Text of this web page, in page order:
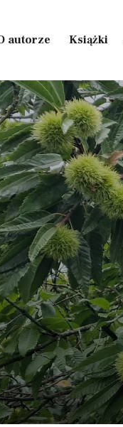
autorze Książki
Książki
Tutaj możesz
przeglądać
produkty w
sklepie.